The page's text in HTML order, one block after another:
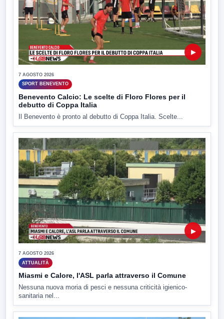
▶
7 AGOSTO 2026
SPORT BENEVENTO
Benevento Calcio: Le scelte di Floro Flores per il
debutto di Coppa Italia
Il Benevento è pronto al debutto di Coppa Italia. Scelte...
▶
7 AGOSTO 2026
ATTUALITÀ
Miasmi e Calore, l'ASL parla attraverso il Comune
Nessuna nuova moria di pesci e nessuna criticità igienico-
sanitaria nel...